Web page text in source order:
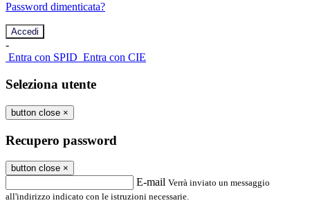
Password dimenticata?
-
Entra con SPID Entra con CIE
Seleziona utente
button close ×
Recupero password
button close ×
E-mail Verrà inviato un messaggio
all'indirizzo indicato con le istruzioni necessarie.